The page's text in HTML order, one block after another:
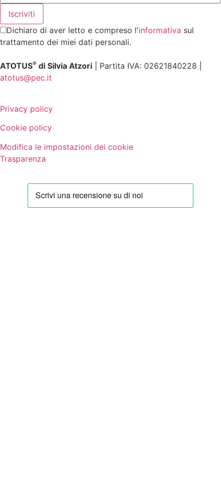
Dichiaro di aver letto e compreso l'informativa sul
trattamento dei miei dati personali.
ATOTUS® di Silvia Atzori | Partita IVA: 02621840228 |
atotus@pec.it
Privacy policy
Cookie policy
Modifica le impostazioni dei cookie
Trasparenza